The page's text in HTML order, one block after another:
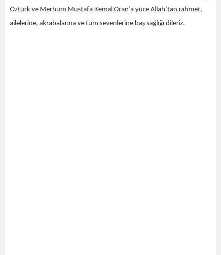
Öztürk ve Merhum Mustafa Kemal Oran’a yüce Allah’tan rahmet,
ailelerine, akrabalarına ve tüm sevenlerine baş sağlığı dileriz.